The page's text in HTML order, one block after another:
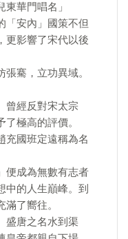
華門唱名」
「安內」國策不但
更影響了宋代以後
騫，立功異域。
曾經反對宋太宗
了極高的評價。
充國班定遠稱為名
便成為無數有志者
中的人生巔峰。到
了嚮往。
盛唐之名水到渠